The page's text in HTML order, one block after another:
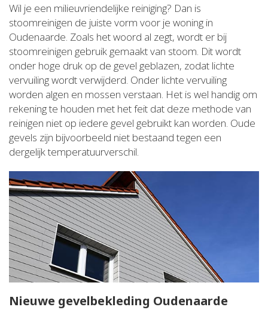
Wil je een milieuvriendelijke reiniging? Dan is
stoomreinigen de juiste vorm voor je woning in
Oudenaarde. Zoals het woord al zegt, wordt er bij
stoomreinigen gebruik gemaakt van stoom. Dit wordt
onder hoge druk op de gevel geblazen, zodat lichte
vervuiling wordt verwijderd. Onder lichte vervuiling
worden algen en mossen verstaan. Het is wel handig om
rekening te houden met het feit dat deze methode van
reinigen niet op iedere gevel gebruikt kan worden. Oude
gevels zijn bijvoorbeeld niet bestaand tegen een
dergelijk temperatuurverschil.
Nieuwe gevelbekleding Oudenaarde